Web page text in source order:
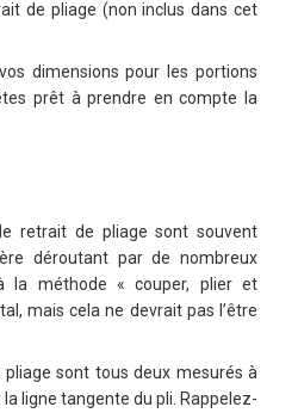
de pliage (non inclus dans cet
dimensions pour les portions
prêt à prendre en compte la
retrait de pliage sont souvent
déroutant par de nombreux
la méthode « couper, plier et
mais cela ne devrait pas l’être
pliage sont tous deux mesurés à
ligne tangente du pli. Rappelez-